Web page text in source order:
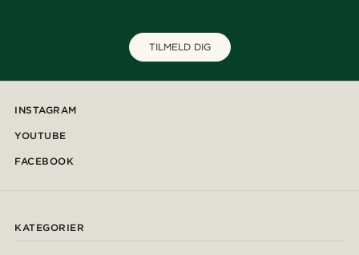
TILMELD DIG
INSTAGRAM
YOUTUBE
FACEBOOK
KATEGORIER